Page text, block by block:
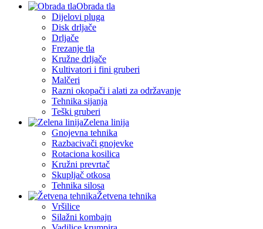
Obrada tla
Dijelovi pluga
Disk drljače
Drljače
Frezanje tla
Kružne drljače
Kultivatori i fini gruberi
Malčeri
Razni okopači i alati za održavanje
Tehnika sijanja
Teški gruberi
Zelena linija
Gnojevna tehnika
Razbacivači gnojevke
Rotaciona kosilica
Kružni prevrtač
Skupljač otkosa
Tehnika silosa
Žetvena tehnika
Vršilice
Silažni kombajn